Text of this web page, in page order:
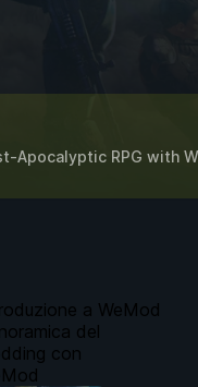
Apocalyptic RPG with
a WeMod
del
con